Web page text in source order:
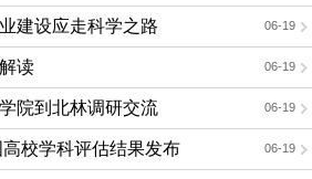
06-19
建设应走科学之路
06-19
读
06-19
院到北林调研交流
06-19
校学科评估结果发布